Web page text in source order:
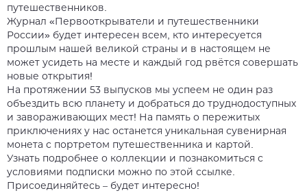
путешественников.
Журнал «Первооткрыватели и путешественники
России» будет интересен всем, кто интересуется
прошлым нашей великой страны и в настоящем не
может усидеть на месте и каждый год рвётся совершать
новые открытия!
На протяжении 53 выпусков мы успеем не один раз
объездить всю планету и добраться до труднодоступных
и завораживающих мест! На память о пережитых
приключениях у нас останется уникальная сувенирная
монета с портретом путешественника и картой.
Узнать подробнее о коллекции и познакомиться с
условиями подписки можно по этой ссылке.
Присоединяйтесь – будет интересно!